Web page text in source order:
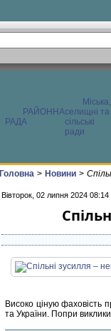
РАЙОННА
РАДА
Міська,
селищні та
сільські
ради
Головна > Новини >
Вівторок, 02 липня 2024 08:14
Високо ціную фаховість
та України. Попри